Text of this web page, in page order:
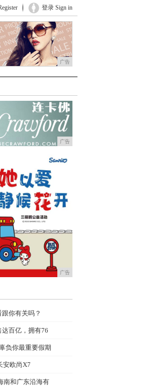
登录 Sign in
广告
广告
广告
你有关吗？
百亿，拥有76
负你最重要假期
安欧尚X7
南和广东沿海有